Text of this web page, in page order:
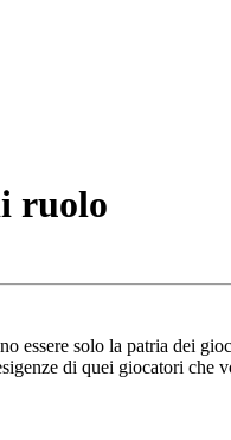
ruolo
essere solo la patria dei
di quei giocatori